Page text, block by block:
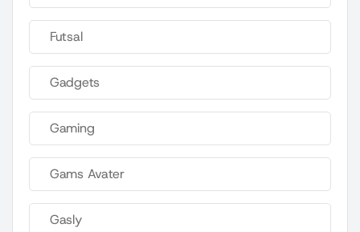
Futsal
Gadgets
Gaming
Gams Avater
Gasly